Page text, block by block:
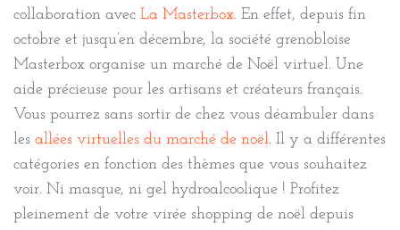
collaboration avec La Masterbox. En effet, depuis fin
octobre et jusqu’en décembre, la société grenobloise
Masterbox organise un marché de Noël virtuel. Une
aide précieuse pour les artisans et créateurs français.
Vous pourrez sans sortir de chez vous déambuler dans
les allées virtuelles du marché de noël. Il y a différentes
catégories en fonction des thèmes que vous souhaitez
voir. Ni masque, ni gel hydroalcoolique ! Profitez
pleinement de votre virée shopping de noël depuis